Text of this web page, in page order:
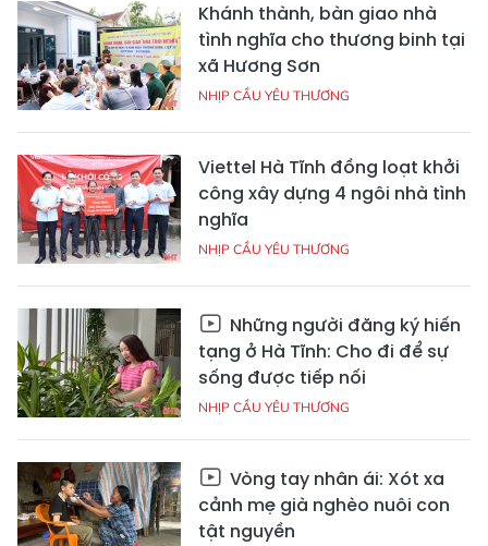
Khánh thành, bàn giao nhà
tình nghĩa cho thương binh tại
xã Hương Sơn
NHỊP CẦU YÊU THƯƠNG
Viettel Hà Tĩnh đồng loạt khởi
công xây dựng 4 ngôi nhà tình
nghĩa
NHỊP CẦU YÊU THƯƠNG
Những người đăng ký hiến
tạng ở Hà Tĩnh: Cho đi để sự
sống được tiếp nối
NHỊP CẦU YÊU THƯƠNG
Vòng tay nhân ái: Xót xa
cảnh mẹ già nghèo nuôi con
tật nguyền